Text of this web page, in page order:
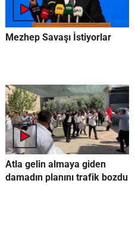
Mezhep Savaşı İstiyorlar
Atla gelin almaya giden
damadın planını trafik bozdu